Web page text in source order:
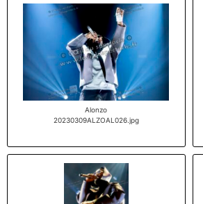
Alonzo
20230309ALZOAL026.jpg